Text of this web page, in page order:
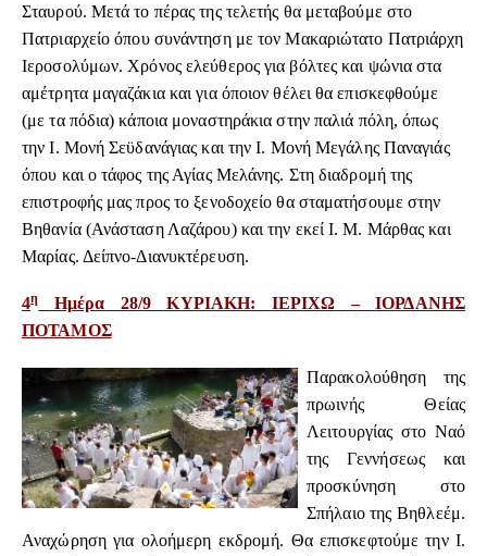
Σταυρού. Μετά το πέρας της τελετής θα μεταβούμε στο
Πατριαρχείο όπου συνάντηση με τον Μακαριώτατο Πατριάρχη
Ιεροσολύμων. Χρόνος ελεύθερος για βόλτες και ψώνια στα
αμέτρητα μαγαζάκια και για όποιον θέλει θα επισκεφθούμε
(με τα πόδια) κάποια μοναστηράκια στην παλιά πόλη, όπως
την Ι. Μονή Σεϋδανάγιας και την Ι. Μονή Μεγάλης Παναγιάς
όπου και ο τάφος της Αγίας Μελάνης. Στη διαδρομή της
επιστροφής μας προς το ξενοδοχείο θα σταματήσουμε στην
Βηθανία (Ανάσταση Λαζάρου) και την εκεί Ι. Μ. Μάρθας και
Μαρίας. Δείπνο-Διανυκτέρευση.
4η Ημέρα 28/9 ΚΥΡΙΑΚΗ: ΙΕΡΙΧΩ – ΙΟΡΔΑΝΗΣ
ΠΟΤΑΜΟΣ
Παρακολούθηση της
πρωινής Θείας
Λειτουργίας στο Ναό
της Γεννήσεως και
προσκύνηση στο
Σπήλαιο της Βηθλεέμ.
Αναχώρηση για ολοήμερη εκδρομή. Θα επισκεφτούμε την Ι.